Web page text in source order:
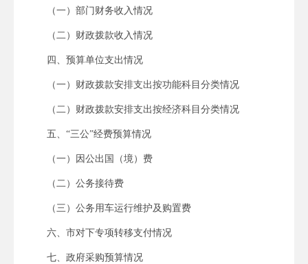
（一）部门财务收入情况
（二）财政拨款收入情况
四、预算单位支出情况
（一）财政拨款安排支出按功能科目分类情况
（二）财政拨款安排支出按经济科目分类情况
五、“三公”经费预算情况
（一）因公出国（境）费
（二）公务接待费
（三）公务用车运行维护及购置费
六、市对下专项转移支付情况
七、政府采购预算情况